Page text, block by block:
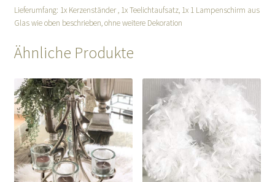
Lieferumfang: 1x Kerzenständer , 1x Teelichtaufsatz, 1x 1 Lampenschirm aus
Glas wie oben beschrieben, ohne weitere Dekoration
Ähnliche Produkte